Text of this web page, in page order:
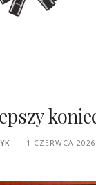
1 CZERWCA 2026